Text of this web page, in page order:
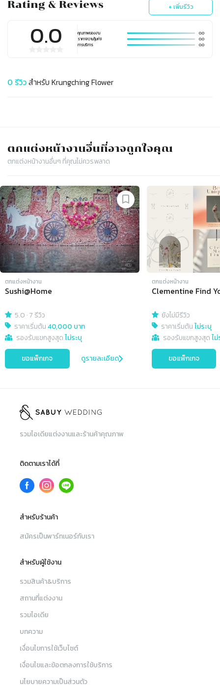
Rating & Reviews + เพิ่มรีวิว
0.0 คุณภาพของงาน
0.0
ราคา (ความคุ้มค่า)
0.0
การบริการ
0.0
0 รีวิวสำหรับ Krungching Flower
ตกแต่งหน้างานอื่นที่อาจถูกใจคุณ
ตกแต่งหน้างานอื่นๆ ที่คุณไม่ควรพลาด
Slide 1 of 4
ตกแต่งหน้างาน
Sushi@Home
5.0 ·7 รีวิว
ราคาเริ่มต้น40,000 บาท
รองรับแขกสูงสุดไม่ระบุ
ขอแพ็กเกจ ดูรายละเอียด
ตกแต่งหน้างาน
Clementine Find
ยังไม่มีรีวิว
ราคาเริ่มต้นไม่ระบุ
รองรับแขกสูงสุดไ
ขอแพ็กเกจ
รวมไอเดียแต่งงานและร้านค้าคุณภาพ
ติดตามเราได้ที่
สำหรับร้านค้า
สมัครเป็นพาร์ทเนอร์กับเรา
สำหรับผู้ใช้งาน
รวมสินค้า&บริการ
สถานที่แต่งงาน
รวมไอเดีย
บทความ
เงื่อนไขการใช้เว็บไซต์
เงื่อนไขและข้อตกลงการใช้บริการ
นโยบายความเป็นส่วนตัว